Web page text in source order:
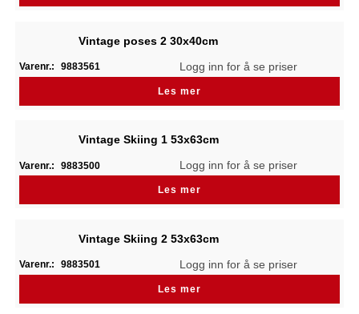
Vintage poses 2 30x40cm
Varenr.: 9883561 Logg inn for å se priser
Les mer
Vintage Skiing 1 53x63cm
Varenr.: 9883500 Logg inn for å se priser
Les mer
Vintage Skiing 2 53x63cm
Varenr.: 9883501 Logg inn for å se priser
Les mer